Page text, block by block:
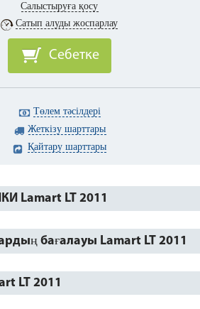
Салыстыруға қосу
Сатып алуды жоспарлау
Себетке
Төлем тәсілдері
Жеткізу шарттары
Қайтару шарттары
Lamart LT 2011
бағалауы Lamart LT 2011
LT 2011